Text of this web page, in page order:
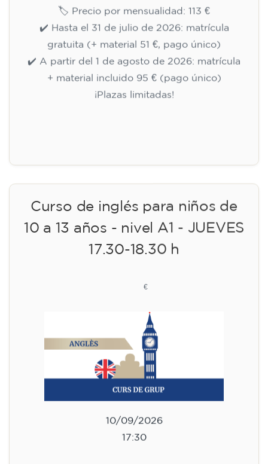
🏷️ Precio por mensualidad: 113 €
✔️ Hasta el 31 de julio de 2026: matrícula
gratuita (+ material 51 €, pago único)
✔️ A partir del 1 de agosto de 2026: matrícula
+ material incluido 95 € (pago único)
¡Plazas limitadas!
Curso de inglés para niños de
10 a 13 años - nivel A1 - JUEVES
17.30-18.30 h
€
10/09/2026
17:30